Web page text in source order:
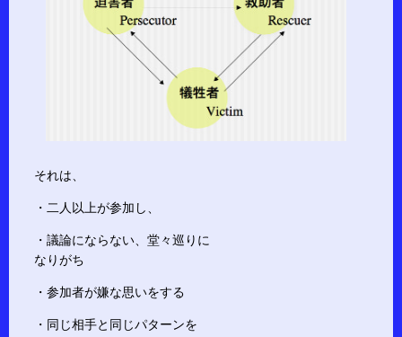
それは、
・二人以上が参加し、
・議論にならない、堂々巡りに
なりがち
・参加者が嫌な思いをする
・同じ相手と同じパターンを